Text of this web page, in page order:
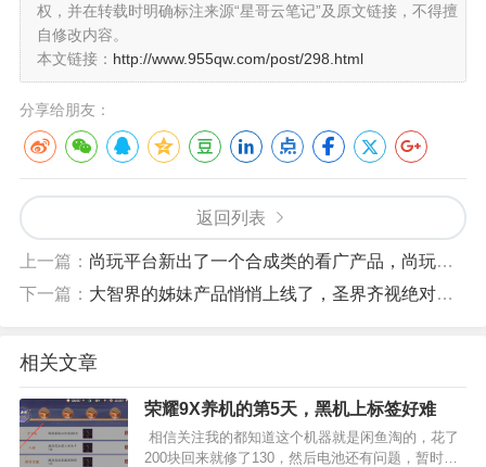
权，并在转载时明确标注来源“星哥云笔记”及原文链接，不得擅
自修改内容。
本文链接： http://www.955qw.com/post/298.html
分享给朋友：
返回列表
上一篇： 尚玩平台新出了一个合成类的看广产品，尚玩甜品【首码分享】
下一篇： 大智界的姊妹产品悄悄上线了，圣界齐视绝对又能打【首码推荐】
相关文章
荣耀9X养机的第5天，黑机上标签好难
相信关注我的都知道这个机器就是闲鱼淘的，花了
200块回来就修了130，然后电池还有问题，暂时不